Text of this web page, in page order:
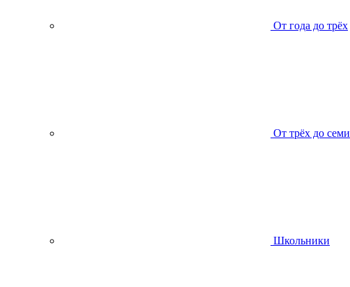
От года до трёх
От трёх до семи
Школьники